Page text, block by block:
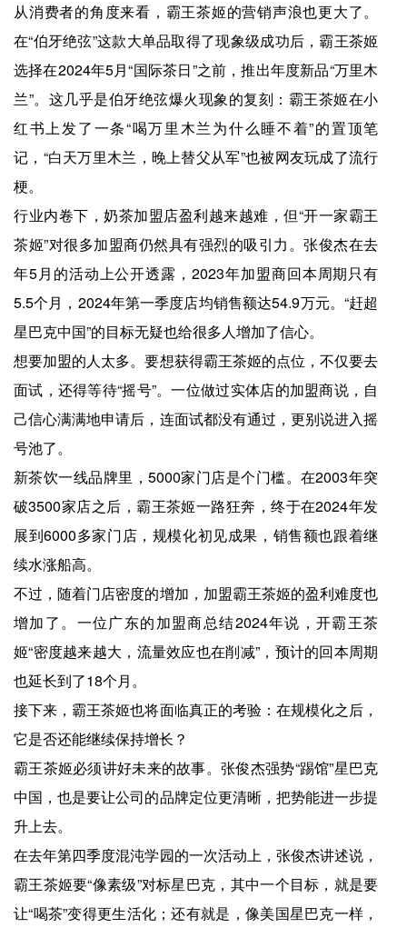
从消费者的角度来看，霸王茶姬的营销声浪也更大了。
在“伯牙绝弦”这款大单品取得了现象级成功后，霸王茶姬
选择在2024年5月“国际茶日”之前，推出年度新品“万里木
兰”。这几乎是伯牙绝弦爆火现象的复刻：霸王茶姬在小
红书上发了一条“喝万里木兰为什么睡不着”的置顶笔
记，“白天万里木兰，晚上替父从军”也被网友玩成了流行
梗。
行业内卷下，奶茶加盟店盈利越来越难，但“开一家霸王
茶姬”对很多加盟商仍然具有强烈的吸引力。张俊杰在去
年5月的活动上公开透露，2023年加盟商回本周期只有
5.5个月，2024年第一季度店均销售额达54.9万元。“赶超
星巴克中国”的目标无疑也给很多人增加了信心。
想要加盟的人太多。要想获得霸王茶姬的点位，不仅要去
面试，还得等待“摇号”。一位做过实体店的加盟商说，自
己信心满满地申请后，连面试都没有通过，更别说进入摇
号池了。
新茶饮一线品牌里，5000家门店是个门槛。在2003年突
破3500家店之后，霸王茶姬一路狂奔，终于在2024年发
展到6000多家门店，规模化初见成果，销售额也跟着继
续水涨船高。
不过，随着门店密度的增加，加盟霸王茶姬的盈利难度也
增加了。一位广东的加盟商总结2024年说，开霸王茶
姬“密度越来越大，流量效应也在削减”，预计的回本周期
也延长到了18个月。
接下来，霸王茶姬也将面临真正的考验：在规模化之后，
它是否还能继续保持增长？
霸王茶姬必须讲好未来的故事。张俊杰强势“踢馆”星巴克
中国，也是要让公司的品牌定位更清晰，把势能进一步提
升上去。
在去年第四季度混沌学园的一次活动上，张俊杰讲述说，
霸王茶姬要“像素级”对标星巴克，其中一个目标，就是要
让“喝茶”变得更生活化；还有就是，像美国星巴克一样，